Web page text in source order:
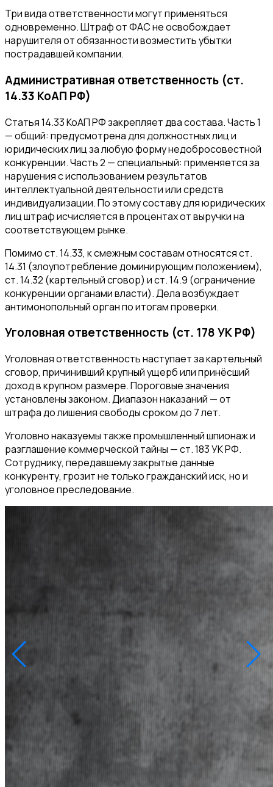
Три вида ответственности могут применяться
одновременно. Штраф от ФАС не освобождает
нарушителя от обязанности возместить убытки
пострадавшей компании.
Административная ответственность (ст.
14.33 КоАП РФ)
Статья 14.33 КоАП РФ закрепляет два состава. Часть 1
— общий: предусмотрена для должностных лиц и
юридических лиц за любую форму недобросовестной
конкуренции. Часть 2 — специальный: применяется за
нарушения с использованием результатов
интеллектуальной деятельности или средств
индивидуализации. По этому составу для юридических
лиц штраф исчисляется в процентах от выручки на
соответствующем рынке.
Помимо ст. 14.33, к смежным составам относятся ст.
14.31 (злоупотребление доминирующим положением),
ст. 14.32 (картельный сговор) и ст. 14.9 (ограничение
конкуренции органами власти). Дела возбуждает
антимонопольный орган по итогам проверки.
Уголовная ответственность (ст. 178 УК РФ)
Уголовная ответственность наступает за картельный
сговор, причинивший крупный ущерб или принёсший
доход в крупном размере. Пороговые значения
установлены законом. Диапазон наказаний — от
штрафа до лишения свободы сроком до 7 лет.
Уголовно наказуемы также промышленный шпионаж и
разглашение коммерческой тайны — ст. 183 УК РФ.
Сотруднику, передавшему закрытые данные
конкуренту, грозит не только гражданский иск, но и
уголовное преследование.